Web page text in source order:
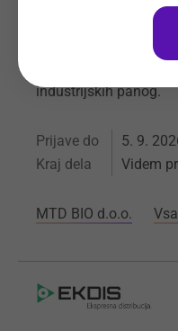
Referent za
Podjetje MTD BIO
industrijskih panog.
Prijave do 5. 9.
Kraj dela Videm
MTD BIO d.o.o.